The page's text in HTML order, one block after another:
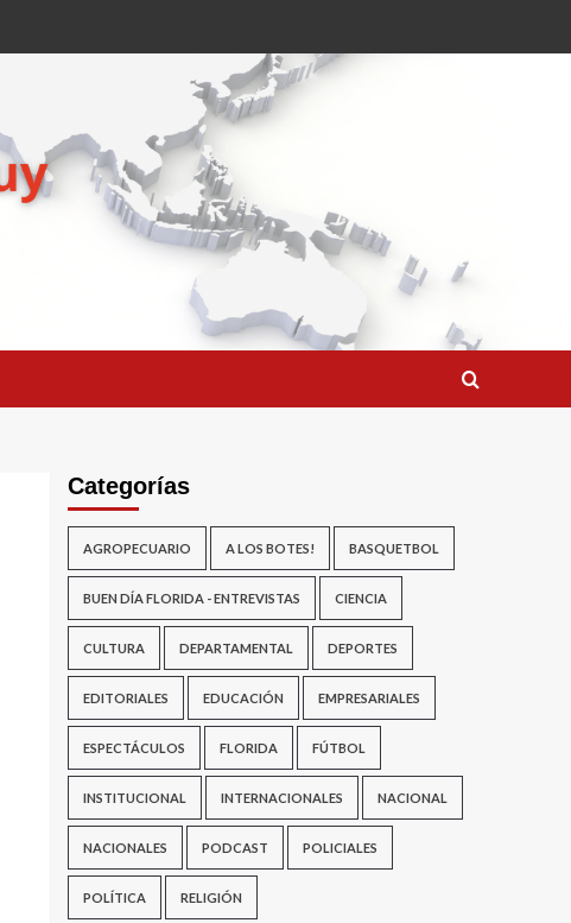
Categorías
AGROPECUARIO A LOS BOTES! BASQUETBOL
BUEN DÍA FLORIDA - ENTREVISTAS CIENCIA
CULTURA DEPARTAMENTAL DEPORTES
EDITORIALES EDUCACIÓN EMPRESARIALES
ESPECTÁCULOS FLORIDA FÚTBOL
INSTITUCIONAL INTERNACIONALES NACIONAL
NACIONALES PODCAST POLICIALES
POLÍTICA RELIGIÓN